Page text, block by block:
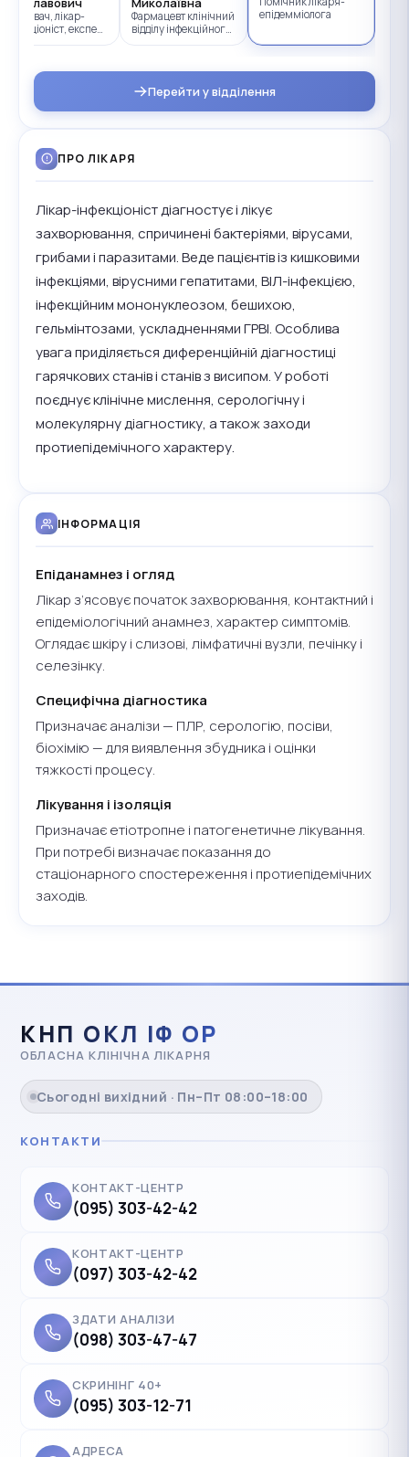
Завідувач, лікар-
інфекціоніст, експерт
Фармацевт клінічний
відділу інфекційного
епідемміолога
Перейти у відділення
ПРО ЛІКАРЯ
Лікар-інфекціоніст діагностує і лікує
захворювання, спричинені бактеріями, вірусами,
грибами і паразитами. Веде пацієнтів із кишковими
інфекціями, вірусними гепатитами, ВІЛ-інфекцією,
інфекційним мононуклеозом, бешихою,
гельмінтозами, ускладненнями ГРВІ. Особлива
увага приділяється диференційній діагностиці
гарячкових станів і станів з висипом. У роботі
поєднує клінічне мислення, серологічну і
молекулярну діагностику, а також заходи
протиепідемічного характеру.
ІНФОРМАЦІЯ
Епіданамнез і огляд
Лікар з’ясовує початок захворювання, контактний і
епідеміологічний анамнез, характер симптомів.
Оглядає шкіру і слизові, лімфатичні вузли, печінку і
селезінку.
Специфічна діагностика
Призначає аналізи — ПЛР, серологію, посіви,
біохімію — для виявлення збудника і оцінки
тяжкості процесу.
Лікування і ізоляція
Призначає етіотропне і патогенетичне лікування.
При потребі визначає показання до
стаціонарного спостереження і протиепідемічних
заходів.
КНП ОКЛ ІФ ОР
ОБЛАСНА КЛІНІЧНА ЛІКАРНЯ
Сьогодні вихідний · Пн–Пт 08:00–18:00
КОНТАКТИ
КОНТАКТ-ЦЕНТР
(095) 303-42-42
КОНТАКТ-ЦЕНТР
(097) 303-42-42
ЗДАТИ АНАЛІЗИ
(098) 303-47-47
СКРИНІНГ 40+
(095) 303-12-71
АДРЕСА